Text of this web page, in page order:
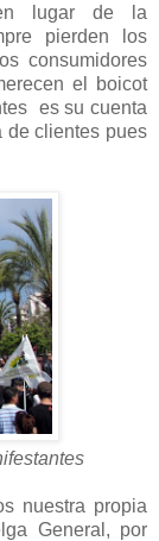
lugar de la
pierden los
consumidores
el boicot
es su cuenta
de clientes pues
nuestra propia
General, por